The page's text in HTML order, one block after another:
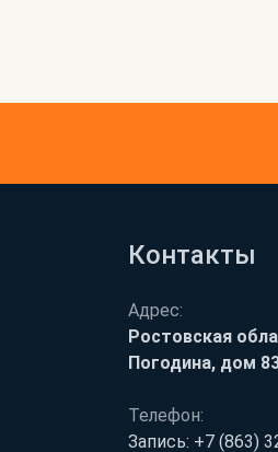
Контакты
Адрес:
Ростовская
Погодина, дом
Телефон:
Запись: +7 (863)